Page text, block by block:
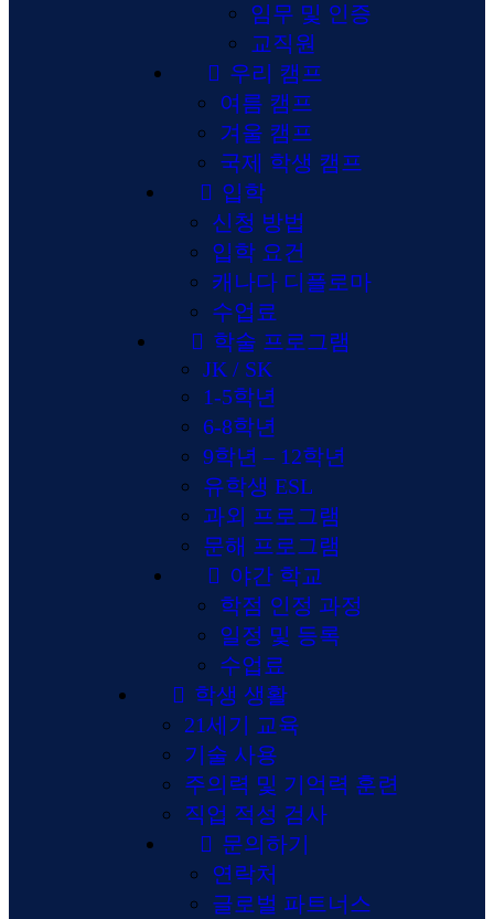
임무 및 인증
교직원
우리 캠프
여름 캠프
겨울 캠프
국제 학생 캠프
입학
신청 방법
입학 요건
캐나다 디플로마
수업료
학술 프로그램
JK / SK
1-5학년
6-8학년
9학년 – 12학년
유학생 ESL
과외 프로그램
문해 프로그램
야간 학교
학점 인정 과정
일정 및 등록
수업료
학생 생활
21세기 교육
기술 사용
주의력 및 기억력 훈련
직업 적성 검사
문의하기
연락처
글로벌 파트너스